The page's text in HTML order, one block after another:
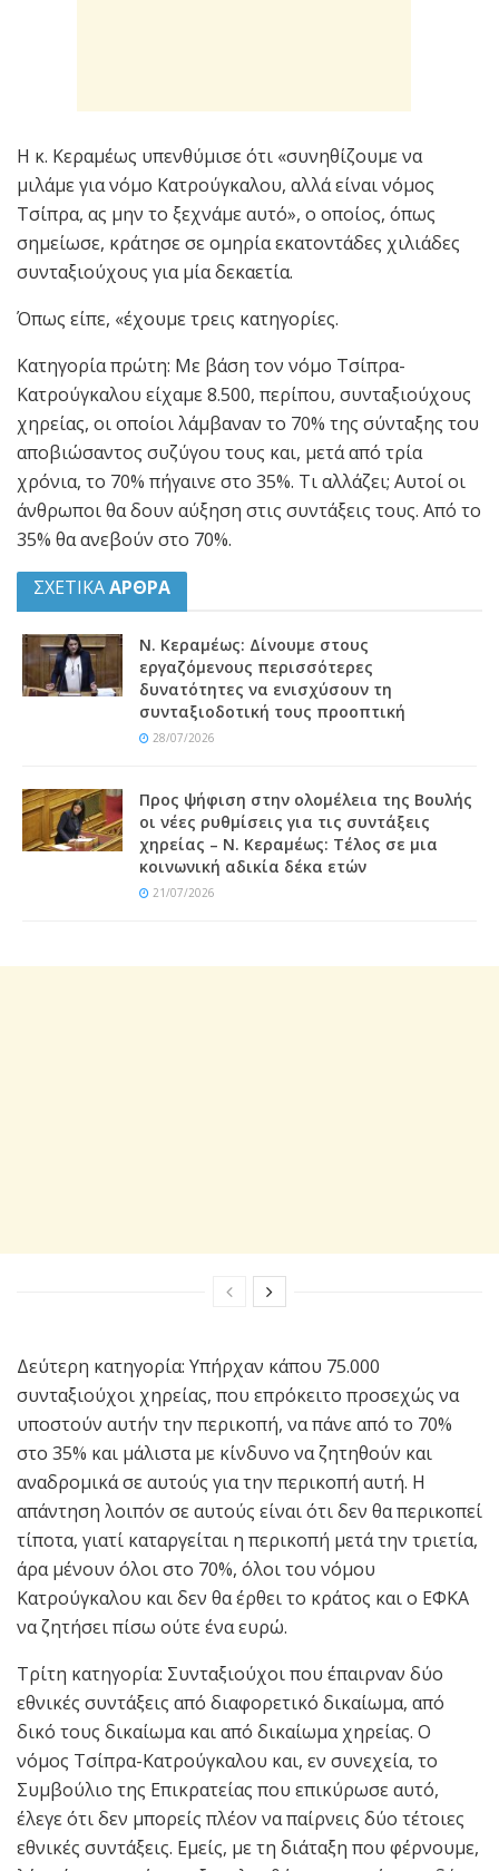
Η κ. Κεραμέως υπενθύμισε ότι «συνηθίζουμε να
μιλάμε για νόμο Κατρούγκαλου, αλλά είναι νόμος
Τσίπρα, ας μην το ξεχνάμε αυτό», ο οποίος, όπως
σημείωσε, κράτησε σε ομηρία εκατοντάδες χιλιάδες
συνταξιούχους για μία δεκαετία.
Όπως είπε, «έχουμε τρεις κατηγορίες.
Κατηγορία πρώτη: Με βάση τον νόμο Τσίπρα-
Κατρούγκαλου είχαμε 8.500, περίπου, συνταξιούχους
χηρείας, οι οποίοι λάμβαναν το 70% της σύνταξης του
αποβιώσαντος συζύγου τους και, μετά από τρία
χρόνια, το 70% πήγαινε στο 35%. Τι αλλάζει; Αυτοί οι
άνθρωποι θα δουν αύξηση στις συντάξεις τους. Από το
35% θα ανεβούν στο 70%.
ΣΧΕΤΙΚΑΑΡΘΡΑ
Ν. Κεραμέως: Δίνουμε στους
εργαζόμενους περισσότερες
δυνατότητες να ενισχύσουν τη
συνταξιοδοτική τους προοπτική
28/07/2026
Προς ψήφιση στην ολομέλεια της Βουλής
οι νέες ρυθμίσεις για τις συντάξεις
χηρείας – Ν. Κεραμέως: Τέλος σε μια
κοινωνική αδικία δέκα ετών
21/07/2026
Δεύτερη κατηγορία: Υπήρχαν κάπου 75.000
συνταξιούχοι χηρείας, που επρόκειτο προσεχώς να
υποστούν αυτήν την περικοπή, να πάνε από το 70%
στο 35% και μάλιστα με κίνδυνο να ζητηθούν και
αναδρομικά σε αυτούς για την περικοπή αυτή. Η
απάντηση λοιπόν σε αυτούς είναι ότι δεν θα περικοπεί
τίποτα, γιατί καταργείται η περικοπή μετά την τριετία,
άρα μένουν όλοι στο 70%, όλοι του νόμου
Κατρούγκαλου και δεν θα έρθει το κράτος και ο ΕΦΚΑ
να ζητήσει πίσω ούτε ένα ευρώ.
Τρίτη κατηγορία: Συνταξιούχοι που έπαιρναν δύο
εθνικές συντάξεις από διαφορετικό δικαίωμα, από
δικό τους δικαίωμα και από δικαίωμα χηρείας. Ο
νόμος Τσίπρα-Κατρούγκαλου και, εν συνεχεία, το
Συμβούλιο της Επικρατείας που επικύρωσε αυτό,
έλεγε ότι δεν μπορείς πλέον να παίρνεις δύο τέτοιες
εθνικές συντάξεις. Εμείς, με τη διάταξη που φέρνουμε,